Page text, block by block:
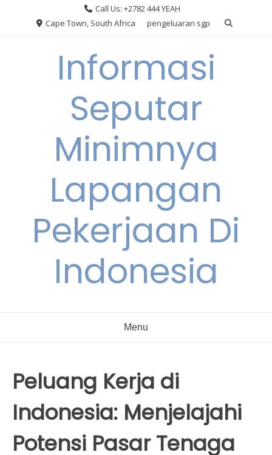
Call Us: +2782 444 YEAH
Cape Town, South Africa
pengeluaran sgp
Informasi
Seputar
Minimnya
Lapangan
Pekerjaan Di
Indonesia
Menu
Peluang Kerja di
Indonesia: Menjelajahi
Potensi Pasar Tenaga